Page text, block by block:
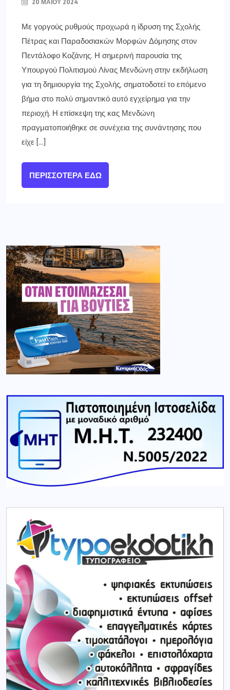
20 ΜΑΪ́ΟΥ 2024
Με γοργούς ρυθμούς προχωρά η ίδρυση της Σχολής
Πέτρας και Παραδοσιακών Μορφών Δόμησης στον
Πεντάλοφο Κοζάνης. Η σημερινή παρουσία της
Υπουργού Πολιτισμού Λίνας Μενδώνη στην εκδήλωση
για τη δημιουργία της Σχολής, σηματοδοτεί το επόμενο
βήμα στο πολύ σημαντικό αυτό εγχείρημα για την
περιοχή. Η επίσκεψη της κας Μενδώνη
πραγματοποιήθηκε σε συνέχεια της συνάντησης που
είχε […]
ΠΕΡΙΣΣΌΤΕΡΑ ΕΔΏ